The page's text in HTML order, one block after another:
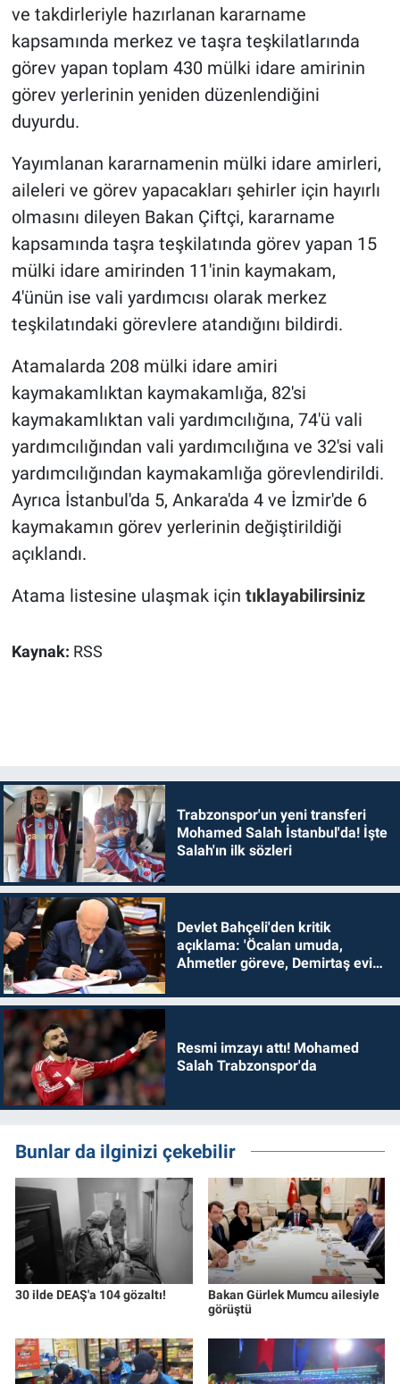
ve takdirleriyle hazırlanan kararname
kapsamında merkez ve taşra teşkilatlarında
görev yapan toplam 430 mülki idare amirinin
görev yerlerinin yeniden düzenlendiğini
duyurdu.
Yayımlanan kararnamenin mülki idare amirleri,
aileleri ve görev yapacakları şehirler için hayırlı
olmasını dileyen Bakan Çiftçi, kararname
kapsamında taşra teşkilatında görev yapan 15
mülki idare amirinden 11'inin kaymakam,
4'ünün ise vali yardımcısı olarak merkez
teşkilatındaki görevlere atandığını bildirdi.
Atamalarda 208 mülki idare amiri
kaymakamlıktan kaymakamlığa, 82'si
kaymakamlıktan vali yardımcılığına, 74'ü vali
yardımcılığından vali yardımcılığına ve 32'si vali
yardımcılığından kaymakamlığa görevlendirildi.
Ayrıca İstanbul'da 5, Ankara'da 4 ve İzmir'de 6
kaymakamın görev yerlerinin değiştirildiği
açıklandı.
Atama listesine ulaşmak için tıklayabilirsiniz
Kaynak: RSS
Trabzonspor'un yeni transferi
Mohamed Salah İstanbul'da! İşte
Salah'ın ilk sözleri
Devlet Bahçeli'den kritik
açıklama: 'Öcalan umuda,
Ahmetler göreve, Demirtaş evine
Resmi imzayı attı! Mohamed
Salah Trabzonspor'da
Bunlar da ilginizi çekebilir
30 ilde DEAŞ'a 104 gözaltı!
Bakan Gürlek Mumcu ailesiyle
görüştü